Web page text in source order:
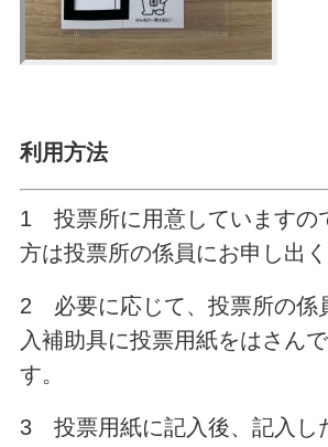
利用方法
1 投票所に用意していますの
方は投票所の係員にお申し出く
2 必要に応じて、投票所の係
入補助具に投票用紙をはさん
す。
3 投票用紙に記入後、記入し